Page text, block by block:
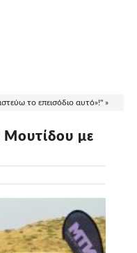
το επεισόδιο αυτό»!" »
με